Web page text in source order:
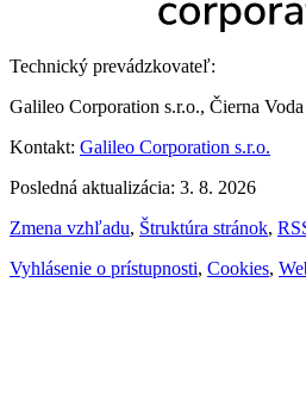
Technický prevádzkovateľ:
Galileo Corporation s.r.o., Čierna
Kontakt: Galileo Corporation s.r.o.
Posledná aktualizácia: 3. 8. 2026
Zmena vzhľadu, Štruktúra stránok,
Vyhlásenie o prístupnosti, Cookies,